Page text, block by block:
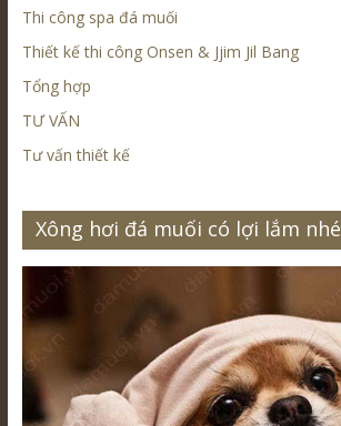
Thi công spa đá muối
Thiết kế thi công Onsen & Jjim Jil Bang
Tổng hợp
TƯ VẤN
Tư vấn thiết kế
Xông hơi đá muối có lợi lắm nhé